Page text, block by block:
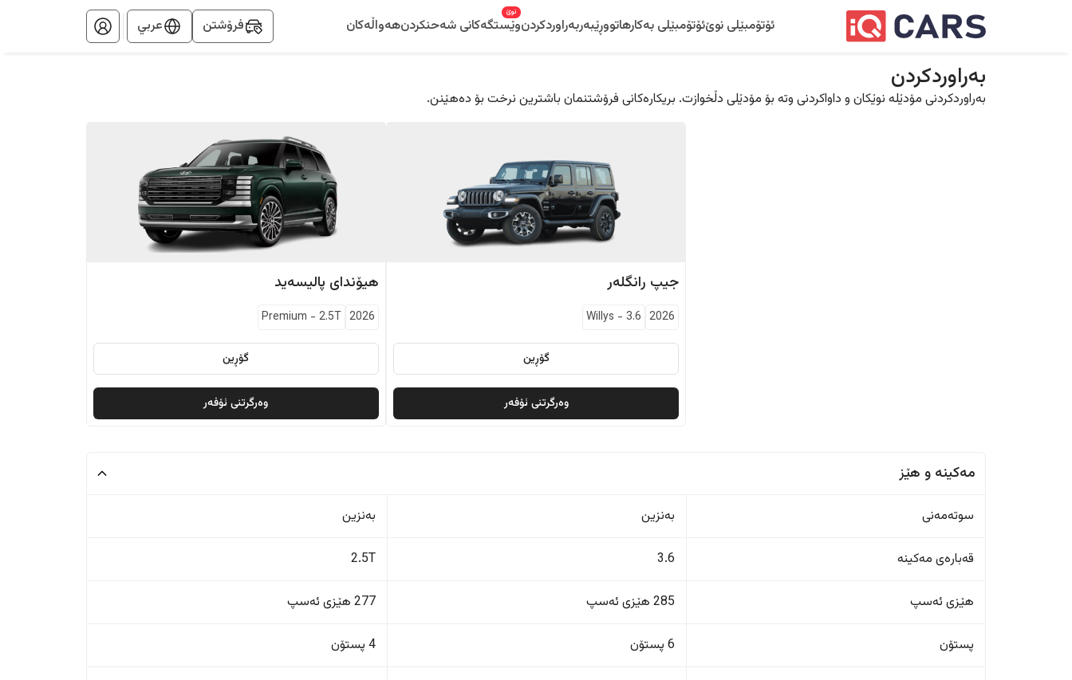
ئۆتۆمبێلی نوێئۆتۆمبێلی بەکارهاتووڕێبەربەراوردکردنوێستگەکانی شەحنکردن
نوێ
هەواڵەکان فرۆشتن عربي
بەراوردکردن
بەراوردکردنی مۆدێلە نوێکان و داواکردنی وتە بۆ مۆدێلی دڵخوازت. بریکارەکانی فرۆشتنمان باشترین نرخت بۆ دەهێنن.
جیپ رانگلەر
2026
Willys - 3.6
گۆڕین
وەرگرتنی ئۆفەر
هیۆندای پالیسەید
2026
Premium - 2.5T
گۆڕین
وەرگرتنی ئۆفەر
مەکینە و هێز
سوتەمەنی بەنزین بەنزین
قەبارەی مەکینە 3.6
2.5T
هێزی ئەسپ 285 هێزی ئەسپ 277 هێزی ئەسپ
پستۆن 6 پستۆن 4 پستۆن